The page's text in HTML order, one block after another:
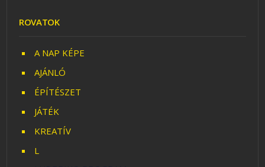
ROVATOK
A NAP KÉPE
AJÁNLÓ
ÉPÍTÉSZET
JÁTÉK
KREATÍV
L